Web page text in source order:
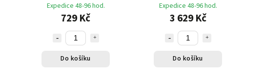
Expedice 48-96 hod.
729 Kč
Do košíku
Expedice 48-96 hod.
3 629 Kč
Do košíku